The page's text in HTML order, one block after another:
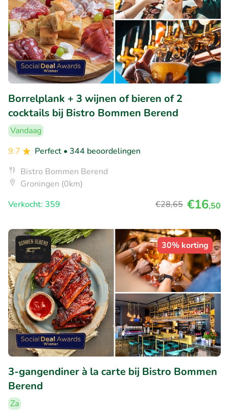
Borrelplank + 3 wijnen of bieren of 2
cocktails bij Bistro Bommen Berend
Vandaag
9.7
Perfect • 344 beoordelingen
Bistro Bommen Berend
Groningen (0km)
Verkocht: 359
€28,65 €16,50
30% korting
3-gangendiner à la carte bij Bistro Bommen
Berend
Za